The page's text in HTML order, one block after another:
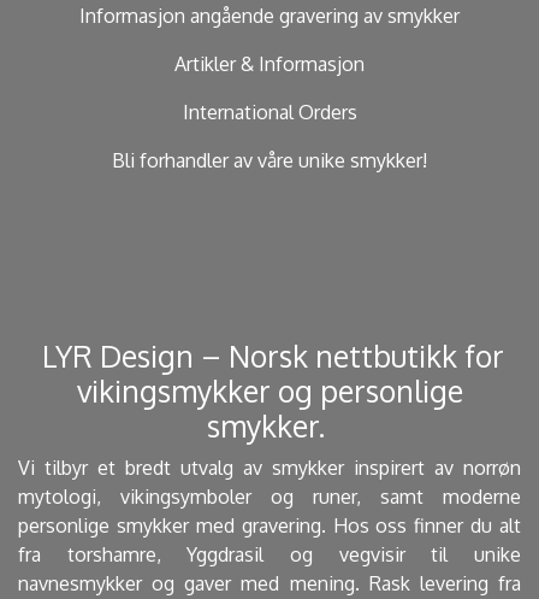
Informasjon angående gravering av smykker
Artikler & Informasjon
International Orders
Bli forhandler av våre unike smykker!
​ LYR Design – Norsk nettbutikk for
vikingsmykker og personlige
smykker. ​
Vi tilbyr et bredt utvalg av smykker inspirert av norrøn
mytologi, vikingsymboler og runer, samt moderne
personlige smykker med gravering. Hos oss finner du alt
fra torshamre, Yggdrasil og vegvisir til unike
navnesmykker og gaver med mening. Rask levering fra